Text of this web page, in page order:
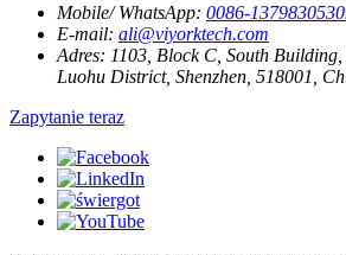
Mobile/ WhatsApp: 0086-
E-mail: ali@viyorktech.com
Adres: 1103, Block C, South
Luohu District, Shenzhen, 518001,
Zapytanie teraz